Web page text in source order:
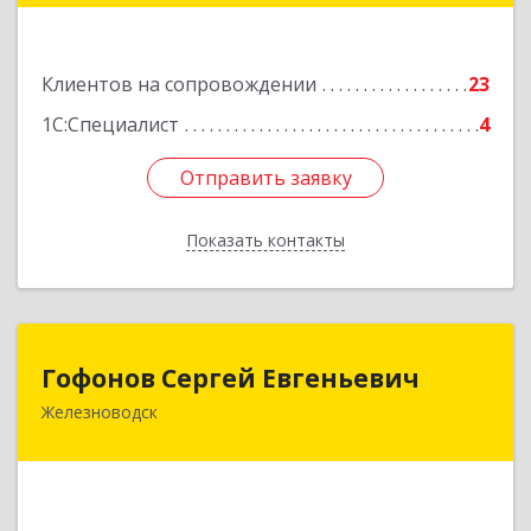
Клиентов на сопровождении
23
1С:Специалист
4
Отправить заявку
Показать контакты
Отправить заявку
Назад
Гофонов Сергей Евгеньевич
Железноводск
Гофонов Сергей Евгеньевич